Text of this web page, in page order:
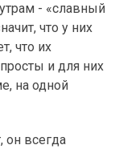
- «славный
что у них
что их
и для них
на одной
всегда